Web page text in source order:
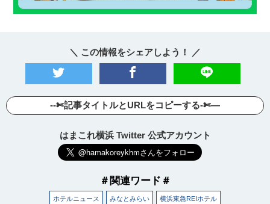
＼ この情報をシェアしよう！ ／
--✄記事タイトルとURLをコピーする-✄—
はまこれ横浜 Twitter 公式アカウント
＃関連ワード＃
ホテルニュース みなとみらい 横浜東急REIホテル